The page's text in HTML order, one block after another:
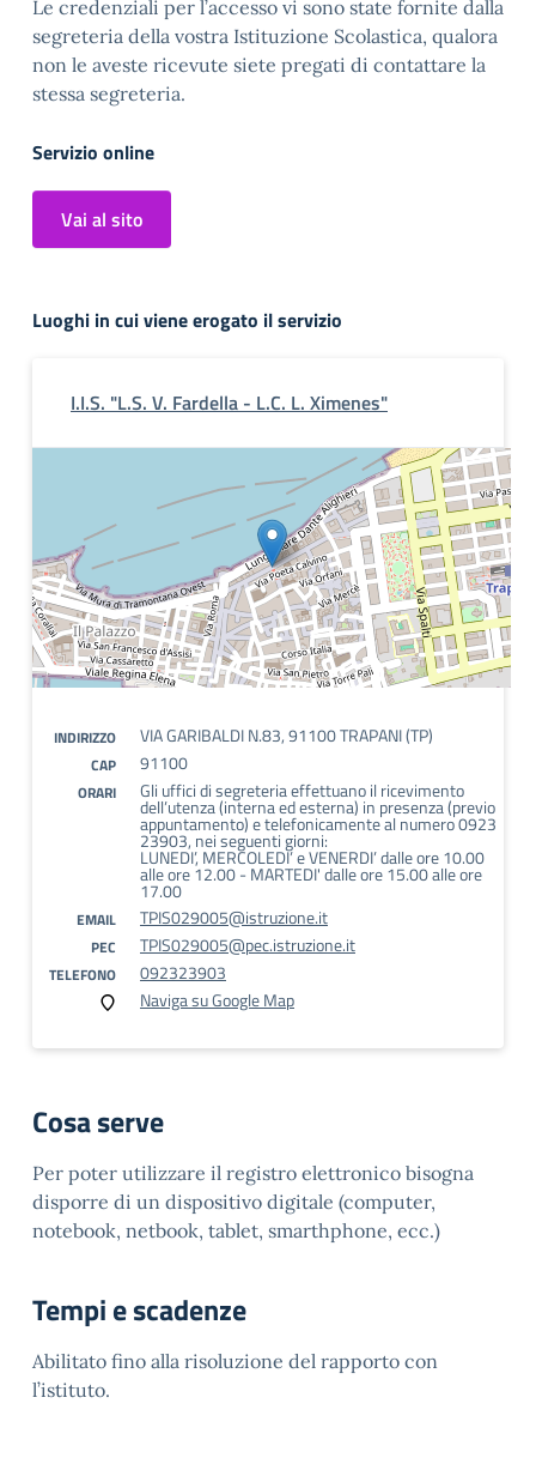
Le credenziali per l’accesso vi sono state fornite dalla
segreteria della vostra Istituzione Scolastica, qualora
non le aveste ricevute siete pregati di contattare la
stessa segreteria.
Servizio online
Vai al sito
Luoghi in cui viene erogato il servizio
I.I.S. "L.S. V. Fardella - L.C. L. Ximenes"
INDIRIZZO VIA GARIBALDI N.83, 91100 TRAPANI (TP)
CAP 91100
ORARI Gli uffici di segreteria effettuano il ricevimento
dell’utenza (interna ed esterna) in presenza (previo
appuntamento) e telefonicamente al numero 0923
23903, nei seguenti giorni:
LUNEDI’, MERCOLEDI’ e VENERDI’ dalle ore 10.00
alle ore 12.00 - MARTEDI' dalle ore 15.00 alle ore
17.00
EMAIL TPIS029005@istruzione.it
PEC TPIS029005@pec.istruzione.it
TELEFONO
092323903
Naviga su Google Map
Cosa serve
Per poter utilizzare il registro elettronico bisogna
disporre di un dispositivo digitale (computer,
notebook, netbook, tablet, smarthphone, ecc.)
Tempi e scadenze
Abilitato fino alla risoluzione del rapporto con
l’istituto.